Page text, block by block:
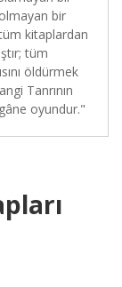
bir
kitaplardan
tüm
öldürmek
Tanrının
oyundur."